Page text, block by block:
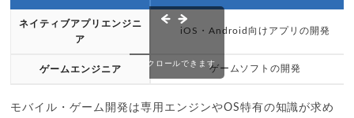
ネイティブアプリエンジニ
ア
iOS・Android向けアプリの開発
ゲームエンジニア ゲームソフトの開発
スクロールできます
モバイル・ゲーム開発は専用エンジンやOS特有の知識が求め